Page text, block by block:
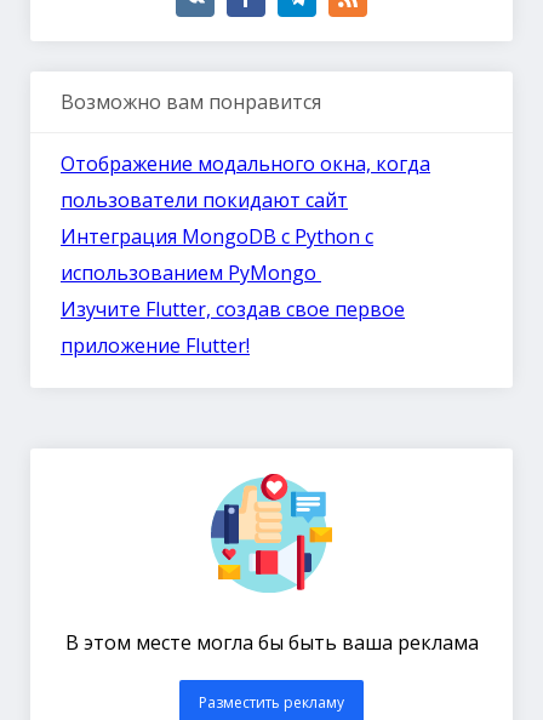
Возможно вам понравится
Отображение модального окна, когда
пользователи покидают сайт
Интеграция MongoDB с Python с
использованием PyMongo
Изучите Flutter, создав свое первое
приложение Flutter!
В этом месте могла бы быть ваша реклама
Разместить рекламу